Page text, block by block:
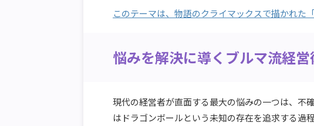
このテーマは、物語のクライマックスで描かれた
悩みを解決に導くブルマ流経営
現代の経営者が直面する最大の悩みの一つは、不
はドラゴンボールという未知の存在を追求する過